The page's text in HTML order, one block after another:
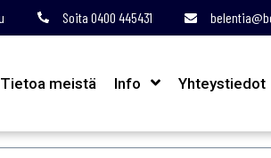
Soita 0400 445431
Tietoa meistä Info Yhteystiedot